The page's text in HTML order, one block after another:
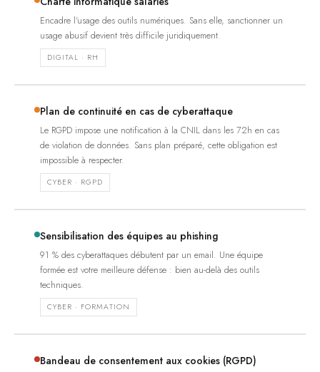
Encadre l'usage des outils numériques. Sans elle, sanctionner un
usage abusif devient très difficile juridiquement.
DIGITAL · RH
Plan de continuité en cas de cyberattaque
Le RGPD impose une notification à la CNIL dans les 72h en cas
de violation de données. Sans plan préparé, cette obligation est
impossible à respecter.
CYBER · RGPD
Sensibilisation des équipes au phishing
91 % des cyberattaques débutent par un email. Une équipe
formée est votre meilleure défense : bien au-delà des outils
techniques.
CYBER · FORMATION
Bandeau de consentement aux cookies (RGPD)